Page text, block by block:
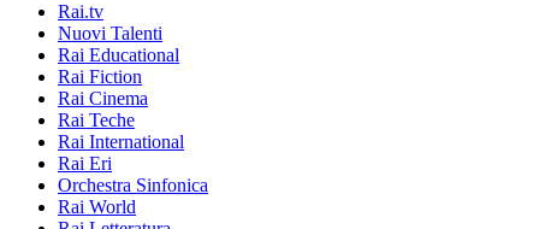
Rai.tv
Nuovi Talenti
Rai Educational
Rai Fiction
Rai Cinema
Rai Teche
Rai International
Rai Eri
Orchestra Sinfonica
Rai World